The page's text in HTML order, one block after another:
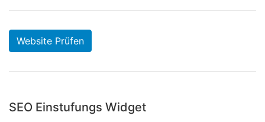
Website Prüfen
SEO Einstufungs Widget